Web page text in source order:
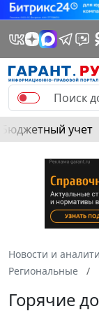
Бюджетный учет
Новости и
Региональные
Горячие